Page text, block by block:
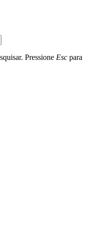
Pressione Esc para